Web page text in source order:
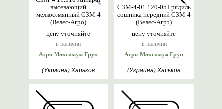
цену уточняйте
в наличии
высевающий
мелкосемянный СЗМ-4
(Велес-Агро)
Агро-Максимум Груп
(Украина) Харьков
цену уточняйте
в наличии
СЗМ-4-01.120-05 Грядиль
сошника передний СЗМ-4
(Велес-Агро)
Агро-Максимум Груп
(Украина) Харьков